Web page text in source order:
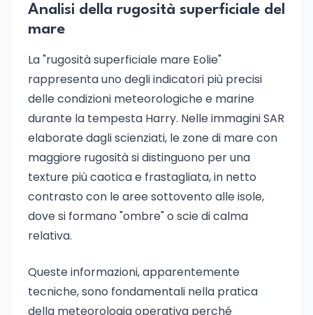
Analisi della rugosità superficiale del
mare
La "rugosità superficiale mare Eolie"
rappresenta uno degli indicatori più precisi
delle condizioni meteorologiche e marine
durante la tempesta Harry. Nelle immagini SAR
elaborate dagli scienziati, le zone di mare con
maggiore rugosità si distinguono per una
texture più caotica e frastagliata, in netto
contrasto con le aree sottovento alle isole,
dove si formano "ombre" o scie di calma
relativa.
Queste informazioni, apparentemente
tecniche, sono fondamentali nella pratica
della meteorologia operativa perché